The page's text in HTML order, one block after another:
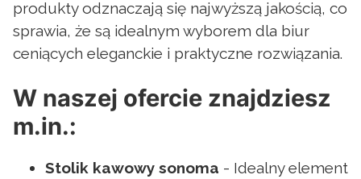
produkty odznaczają się najwyższą jakością, co
sprawia, że są idealnym wyborem dla biur
ceniących eleganckie i praktyczne rozwiązania.
W naszej ofercie znajdziesz
m.in.:
Stolik kawowy sonoma - Idealny element